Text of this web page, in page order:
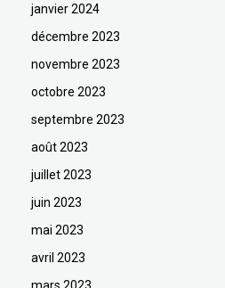
janvier 2024
décembre 2023
novembre 2023
octobre 2023
septembre 2023
août 2023
juillet 2023
juin 2023
mai 2023
avril 2023
mars 2023